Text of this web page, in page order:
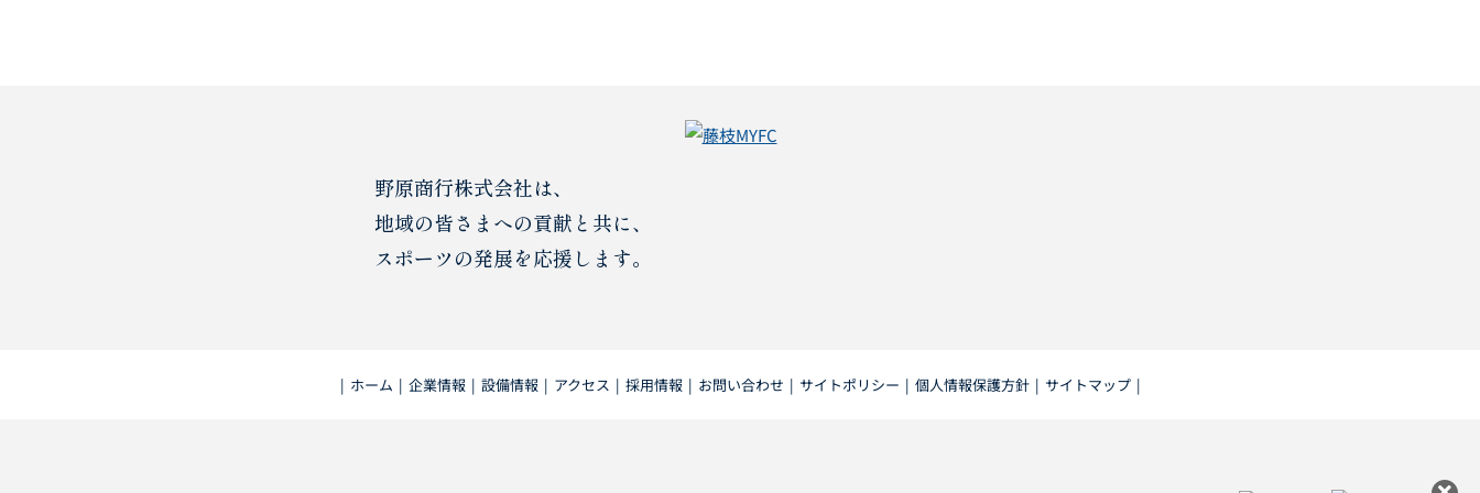
野原商行株式会社は、
地域の皆さまへの貢献と共に、
スポーツの発展を応援します。
| ホーム | 企業情報 | 設備情報 | アクセス | 採用情報 | お問い合わせ | サイトポリシー | 個人情報保護方針 | サイトマップ |